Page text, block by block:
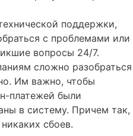
поддержки,
с проблемами или
вопросы 24/7.
сложно разобраться
Им важно, чтобы
платежей были
в систему. Причем так,
сбоев.